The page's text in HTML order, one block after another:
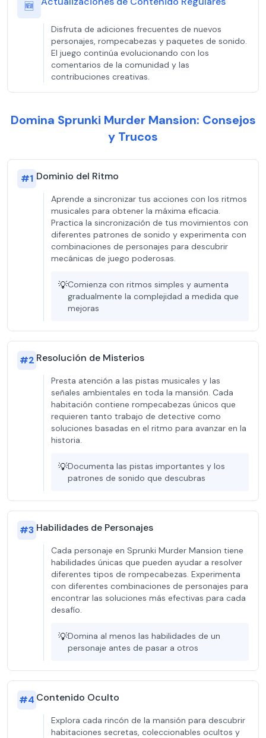
🆕
Disfruta de adiciones frecuentes de nuevos
personajes, rompecabezas y paquetes de sonido.
El juego continúa evolucionando con los
comentarios de la comunidad y las
contribuciones creativas.
Domina Sprunki Murder Mansion: Consejos
y Trucos
#1 Dominio del Ritmo
Aprende a sincronizar tus acciones con los ritmos
musicales para obtener la máxima eficacia.
Practica la sincronización de tus movimientos con
diferentes patrones de sonido y experimenta con
combinaciones de personajes para descubrir
mecánicas de juego poderosas.
💡Comienza con ritmos simples y aumenta
gradualmente la complejidad a medida que
mejoras
#2 Resolución de Misterios
Presta atención a las pistas musicales y las
señales ambientales en toda la mansión. Cada
habitación contiene rompecabezas únicos que
requieren tanto trabajo de detective como
soluciones basadas en el ritmo para avanzar en la
historia.
💡Documenta las pistas importantes y los
patrones de sonido que descubras
#3 Habilidades de Personajes
Cada personaje en Sprunki Murder Mansion tiene
habilidades únicas que pueden ayudar a resolver
diferentes tipos de rompecabezas. Experimenta
con diferentes combinaciones de personajes para
encontrar las soluciones más efectivas para cada
desafío.
💡Domina al menos las habilidades de un
personaje antes de pasar a otros
#4 Contenido Oculto
Explora cada rincón de la mansión para descubrir
habitaciones secretas, coleccionables ocultos y